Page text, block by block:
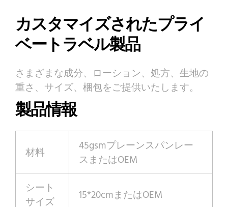
カスタマイズされたプライ
ベートラベル製品
さまざまな成分、ローション、処方、生地の
重さ、サイズ、梱包をご提供いたします。
製品情報
材料
45gsmプレーンスパンレー
スまたはOEM
シート
サイズ
15*20cmまたはOEM